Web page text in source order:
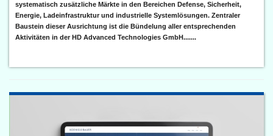
systematisch zusätzliche Märkte in den Bereichen Defense, Sicherheit,
Energie, Ladeinfrastruktur und industrielle Systemlösungen. Zentraler
Baustein dieser Ausrichtung ist die Bündelung aller entsprechenden
Aktivitäten in der HD Advanced Technologies GmbH.......